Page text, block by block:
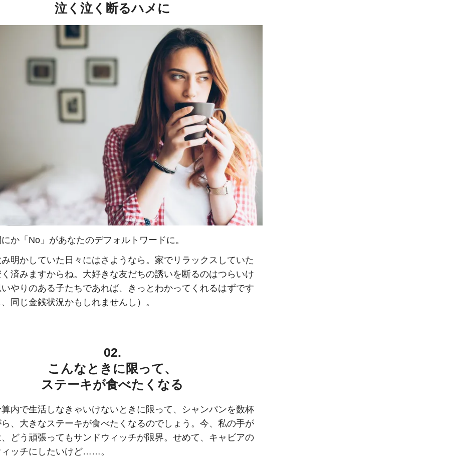
泣く泣く断るハメに
か「No」があなたのデフォルトワードに。
明かしていた日々にはさようなら。家でリラックスしていた
済みますからね。大好きな友だちの誘いを断るのはつらいけ
やりのある子たちであれば、きっとわかってくれるはずです
同じ金銭状況かもしれませんし）。
02.
こんなときに限って、
ステーキが食べたくなる
内で生活しなきゃいけないときに限って、シャンパンを数杯
、大きなステーキが食べたくなるのでしょう。今、私の手が
どう頑張ってもサンドウィッチが限界。せめて、キャビアの
ッチにしたいけど……。